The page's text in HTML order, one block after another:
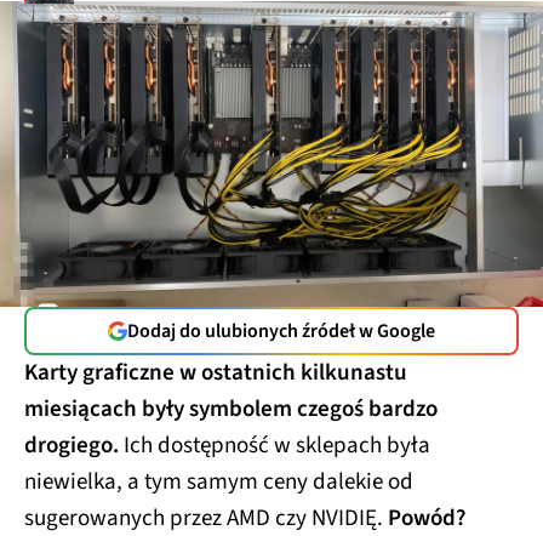
Dodaj do ulubionych źródeł w Google
Karty graficzne w ostatnich kilkunastu
miesiącach były symbolem czegoś bardzo
drogiego. Ich dostępność w sklepach była
niewielka, a tym samym ceny dalekie od
sugerowanych przez AMD czy NVIDIĘ. Powód?